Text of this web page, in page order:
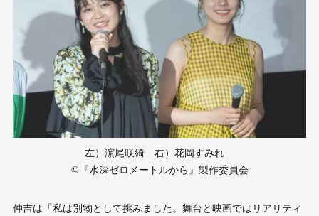
左）濵尾咲綺 右）花岡すみれ
©︎『水深ゼロメートルから』製作委員会
仲吉は「私は別物として挑みました。舞台と映画ではリアリティ